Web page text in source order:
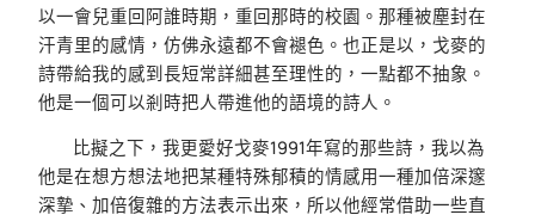
以一會兒重回阿誰時期，重回那時的校園。那種被塵封在
汗青里的感情，仿佛永遠都不會褪色。也正是以，戈麥的
詩帶給我的感到長短常詳細甚至理性的，一點都不抽象。
他是一個可以剎時把人帶進他的語境的詩人。
比擬之下，我更愛好戈麥1991年寫的那些詩，我以為
他是在想方想法地把某種特殊郁積的情感用一種加倍深邃
深摯、加倍復雜的方法表示出來，所以他經常借助一些直